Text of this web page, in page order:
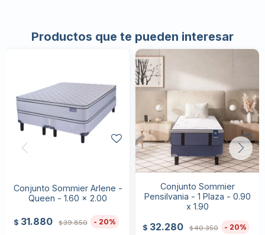
Productos que te pueden interesar
Conjunto Sommier Arlene -
Queen - 1.60 x 2.00
$ 31.880 $39.850 20
Conjunto Sommier
Pensilvania - 1 Plaza - 0.90
x 1.90
$ 32.280 $40.350 20